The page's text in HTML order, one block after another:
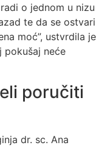
o jednom u nizu
te da se ostvari
moć”, ustvrdila je
pokušaj neće
poručiti
dr. sc. Ana